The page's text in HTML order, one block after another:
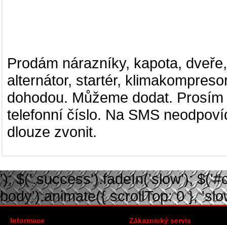
Prodám nárazníky, kapota,
alternátor, startér,
dohodou. Můžeme dodat.
telefonní číslo. Na SMS
dlouze zvonit.
'); $('.success').fadeIn('slow');
body').animate({ scrollTop: 0 },
Informace Zákaznický servis